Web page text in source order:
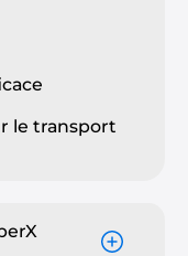
le transport